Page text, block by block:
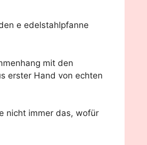
e edelstahlpfanne
mit den
erster Hand von echten
nicht immer das, wofür